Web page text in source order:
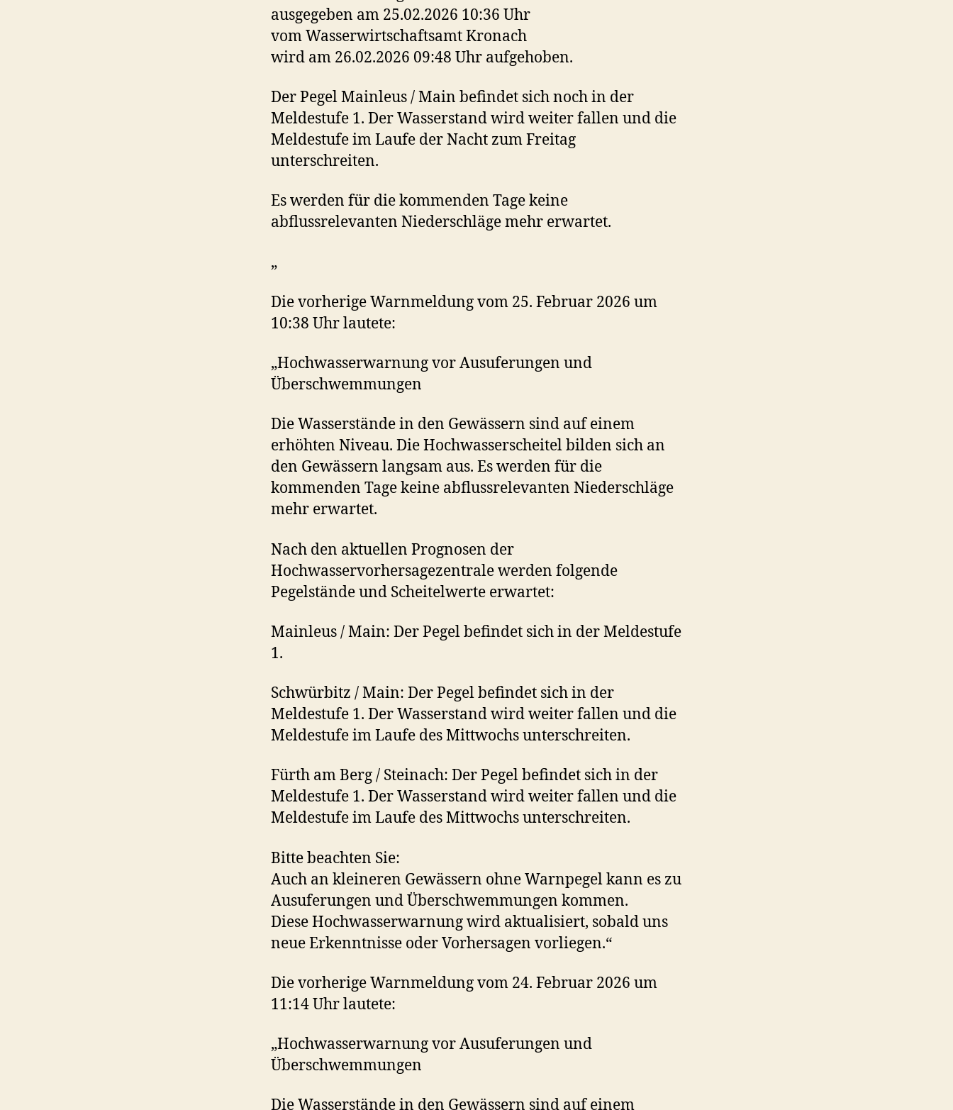
ausgegeben am 25.02.2026 10:36 Uhr
vom Wasserwirtschaftsamt Kronach
wird am 26.02.2026 09:48 Uhr aufgehoben.
Der Pegel Mainleus / Main befindet sich noch in der
Meldestufe 1. Der Wasserstand wird weiter fallen und die
Meldestufe im Laufe der Nacht zum Freitag
unterschreiten.
Es werden für die kommenden Tage keine
abflussrelevanten Niederschläge mehr erwartet.
„
Die vorherige Warnmeldung vom 25. Februar 2026 um
10:38 Uhr lautete:
„Hochwasserwarnung vor Ausuferungen und
Überschwemmungen
Die Wasserstände in den Gewässern sind auf einem
erhöhten Niveau. Die Hochwasserscheitel bilden sich an
den Gewässern langsam aus. Es werden für die
kommenden Tage keine abflussrelevanten Niederschläge
mehr erwartet.
Nach den aktuellen Prognosen der
Hochwasservorhersagezentrale werden folgende
Pegelstände und Scheitelwerte erwartet:
Mainleus / Main: Der Pegel befindet sich in der Meldestufe
1.
Schwürbitz / Main: Der Pegel befindet sich in der
Meldestufe 1. Der Wasserstand wird weiter fallen und die
Meldestufe im Laufe des Mittwochs unterschreiten.
Fürth am Berg / Steinach: Der Pegel befindet sich in der
Meldestufe 1. Der Wasserstand wird weiter fallen und die
Meldestufe im Laufe des Mittwochs unterschreiten.
Bitte beachten Sie:
Auch an kleineren Gewässern ohne Warnpegel kann es zu
Ausuferungen und Überschwemmungen kommen.
Diese Hochwasserwarnung wird aktualisiert, sobald uns
neue Erkenntnisse oder Vorhersagen vorliegen.“
Die vorherige Warnmeldung vom 24. Februar 2026 um
11:14 Uhr lautete:
„Hochwasserwarnung vor Ausuferungen und
Überschwemmungen
Die Wasserstände in den Gewässern sind auf einem